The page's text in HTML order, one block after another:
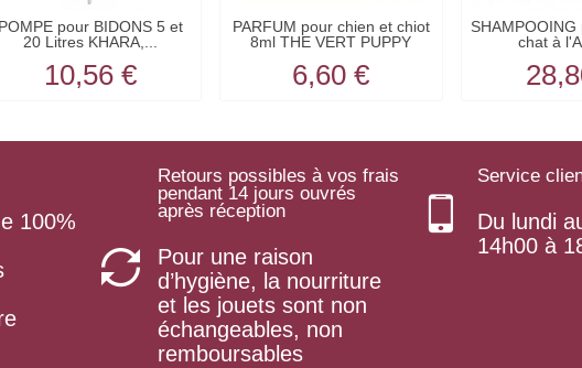
POMPE pour BIDONS 5 et
20 Litres KHARA,...
10,56 €
PARFUM pour chien et chiot
8ml THE VERT PUPPY
6,60 €
chat à
100%
Retours possibles à vos frais
pendant 14 jours ouvrés
après réception
Pour une raison
d’hygiène, la nourriture
et les jouets sont non
échangeables, non
remboursables
Service
Du lundi
14h00 à